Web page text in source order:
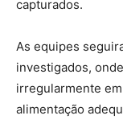
capturados.
As equipes
investigados,
irregularmente
alimentação